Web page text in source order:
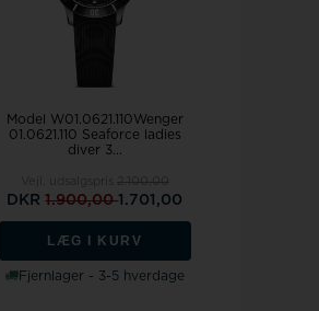
Model W01.0621.110Wenger
01.0621.110 Seaforce ladies
diver 3...
DKR1.900,001.701,00
LÆG I KURV
Fjernlager - 3-5 hverdage